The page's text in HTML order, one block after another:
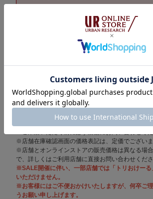
取り置き/取り寄せサービス「トリおけーる」につ
売り切れの場合もございますので、詳しくはご利
また、在庫数として計上されている場合でも他
分となっているケースもございますことをご了承く
※セール期間中は在庫変動が激しいため在庫有り
※店舗在庫確認画面の価格表記は、定価でございま
※店舗とオンラインストアの販売価格は異なる場
で、詳しくはご利用店舗に直接お問い合わせくださ
※SALE開催に伴い、一部店舗では「トリおけーる
いただけません。
※お客様にはご不便おかけいたしますが、何卒ご
うお願い申し上げます。